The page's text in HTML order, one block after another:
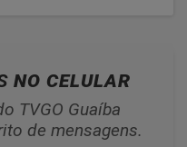
NO CELULAR
TVGO Guaíba
de mensagens.